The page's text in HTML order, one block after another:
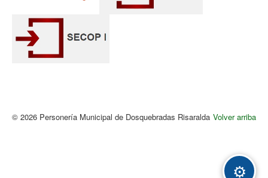
⚙
Volver arriba
© 2026 Personería Municipal de Dosquebradas Risaralda